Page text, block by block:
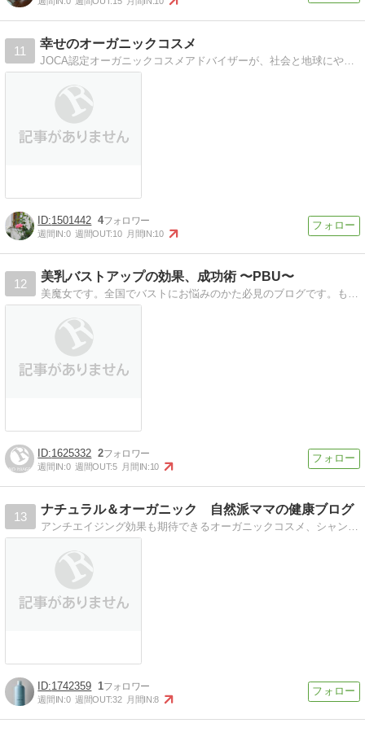
11
幸せのオーガニックコスメ
JOCA認定オーガニックコスメアドバイザーが、社会と地球にやさしいオーガニックコスメのレビューや情報を発信。
1501442 4
週間IN:0 週間OUT:10 月間IN:10
12
美乳バストアップの効果、成功術 〜PBU〜
美魔女です。全国でバストにお悩みのかた必見のブログです。もう貧乳なんて言わせないよ？
1625332 2
週間IN:0 週間OUT:5 月間IN:10
13
ナチュラル＆オーガニック 自然派ママの健康ブログ
アンチエイジング効果も期待できるオーガニックコスメ、シャンプー等のオーガニックな日用品、その他食品など、私の大好きなオーガニックライフをお伝えします(*´Д`)
1742359 1
週間IN:0 週間OUT:32 月間IN:8